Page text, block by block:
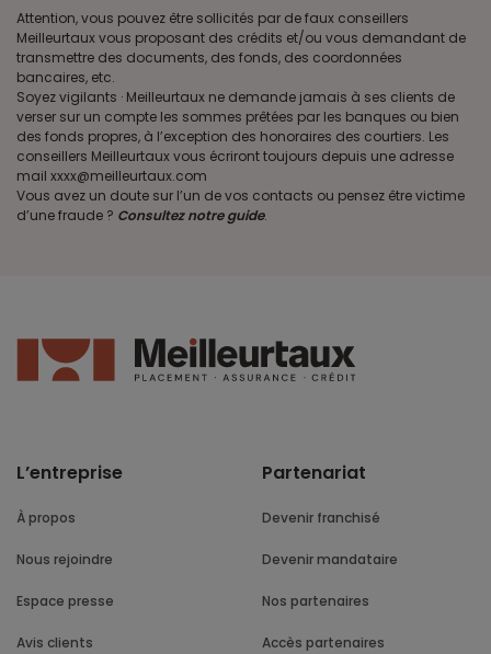
Attention, vous pouvez être sollicités par de faux conseillers
Meilleurtaux vous proposant des crédits et/ou vous demandant de
transmettre des documents, des fonds, des coordonnées
bancaires, etc.
Soyez vigilants · Meilleurtaux ne demande jamais à ses clients de
verser sur un compte les sommes prêtées par les banques ou bien
des fonds propres, à l’exception des honoraires des courtiers. Les
conseillers Meilleurtaux vous écriront toujours depuis une adresse
mail xxxx@meilleurtaux.com
Vous avez un doute sur l’un de vos contacts ou pensez être victime
d’une fraude ? Consultez notre guide.
L’entreprise
À propos
Nous rejoindre
Espace presse
Avis clients
Partenariat
Devenir franchisé
Devenir mandataire
Nos partenaires
Accès partenaires